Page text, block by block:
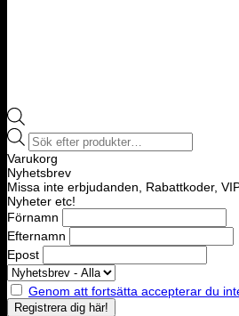
Products
search
Varukorg
Nyhetsbrev
Missa inte erbjudanden, Rabattkoder,
Nyheter etc!
Förnamn
Efternamn
Epost
Genom att fortsätta accepterar du